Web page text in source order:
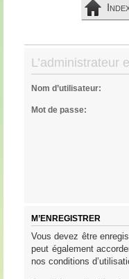
L’administrateur
Nom d’utilisateur:
Mot de passe:
M’ENREGISTRER
Vous devez être
peut également
nos conditions